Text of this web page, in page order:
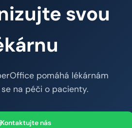
svou
pomáhá lékárnám
na péči o pacienty.
Kontaktujte nás